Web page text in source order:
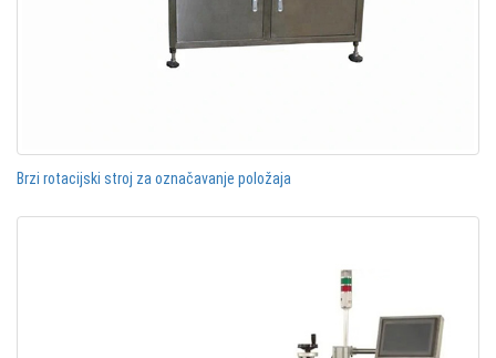
Brzi rotacijski stroj za označavanje položaja